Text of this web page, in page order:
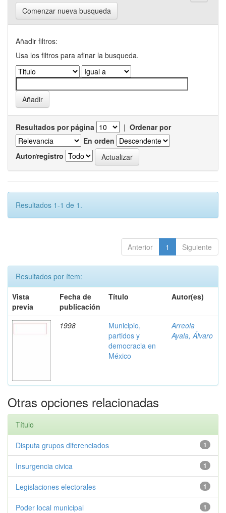
Comenzar nueva busqueda
Añadir filtros:
Usa los filtros para afinar la busqueda.
Resultados por página | Ordenar por
En orden
Autor/registro
Resultados 1-1 de 1.
Anterior 1 Siguiente
Resultados por ítem:
Vista
previa
Fecha de
publicación
Título Autor(es)
1998
Municipio,
partidos y
democracia en
México
Arreola
Ayala, Álvaro
Otras opciones relacionadas
Título
1
Disputa grupos diferenciados
1
Insurgencia civica
1
Legislaciones electorales
1
Poder local municipal